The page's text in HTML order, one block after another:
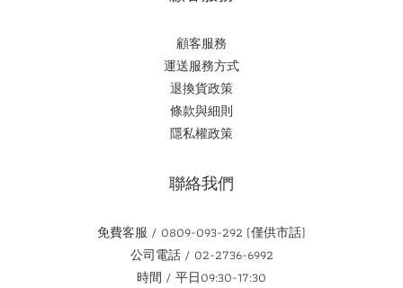
顧客服務
運送服務方式
退換貨政策
條款與細則
隱私權政策
聯絡我們
免費客服 / 0809-093-292 (僅供市話)
公司電話 / 02-2736-6992
時間 / 平日09:30-17:30